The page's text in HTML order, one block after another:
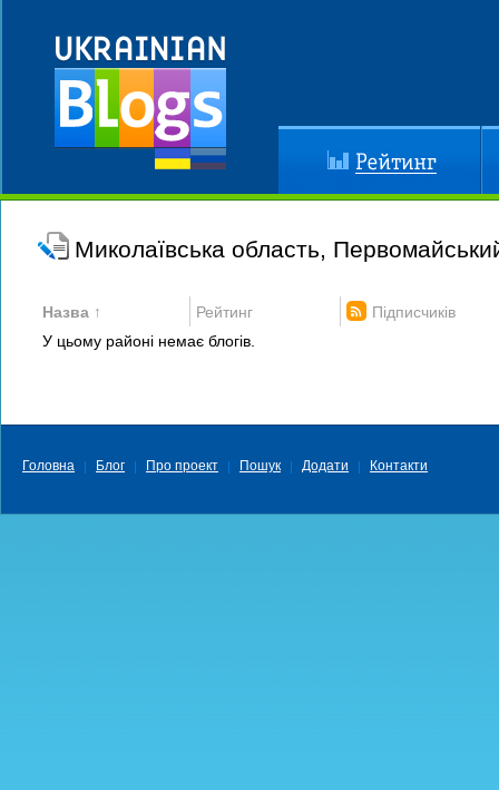
Рейтинг
Миколаївська область,
Назва ↑ Рейтинг
Підписчиків
У цьому районі немає блогів.
Головна Блог Про проект Пошук Додати Контакти